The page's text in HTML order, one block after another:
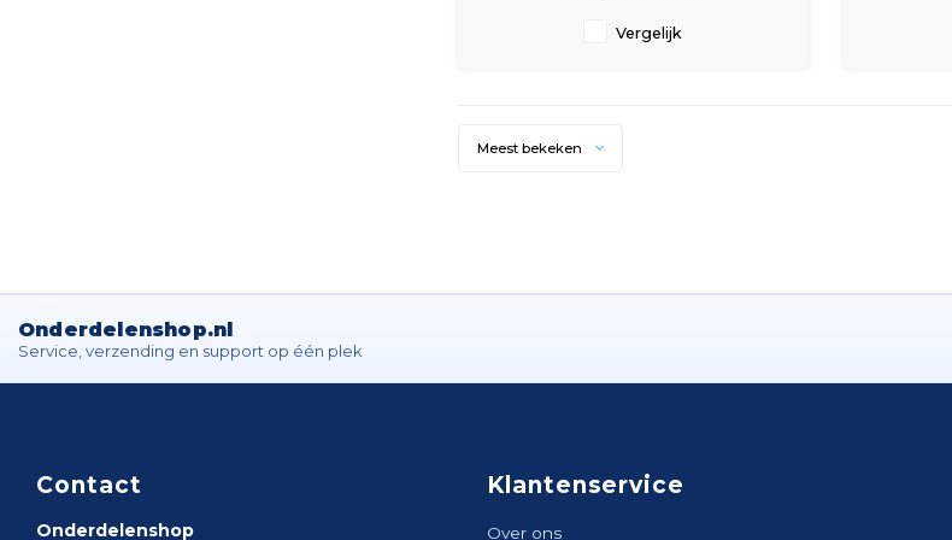
af van 85 decibel
Vergelijk
Meest bekeken
Onderdelenshop.nl
Service, verzending en support op één plek
Contact
Onderdelenshop
Klantenservice
Over ons